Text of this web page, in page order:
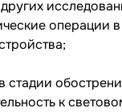
операции
стадии
к